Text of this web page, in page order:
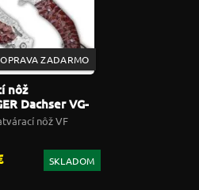
ZADARMO
nôž
Dachser VG-
nôž VF
SKLADOM